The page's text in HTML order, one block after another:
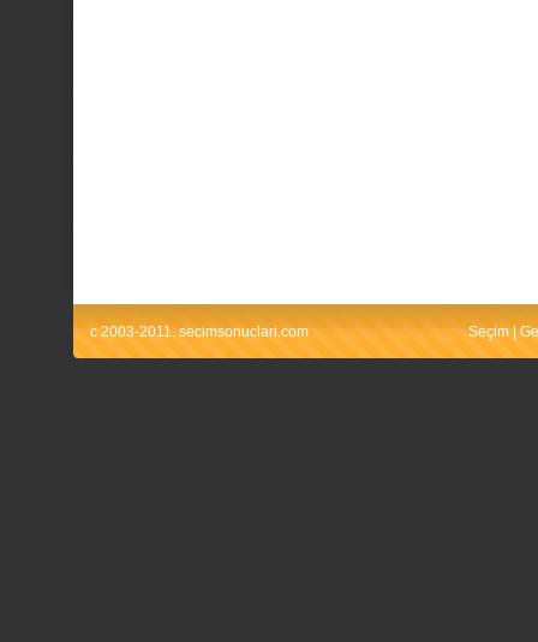
c 2003-2011. secimsonuclari.com Seçim